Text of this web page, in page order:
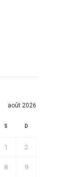
août 2026
S D
1 2
8 9